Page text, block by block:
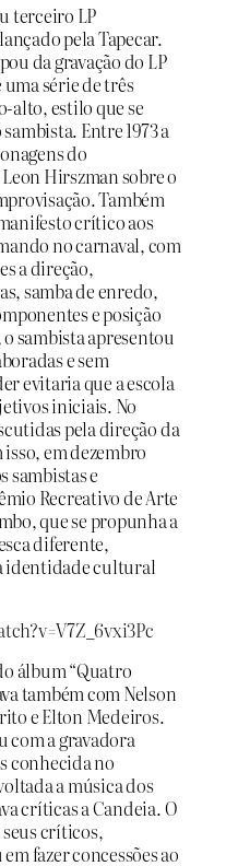
terceiro LP
pela Tapecar.
da gravação do LP
uma série de três
alto, estilo que se
Entre 1973 a
do
Hirszman sobre o
Também
crítico aos
no carnaval, com
a direção,
samba de enredo,
e posição
sambista apresentou
e sem
evitaria que a escola
iniciais. No
pela direção da
em dezembro
sambistas e
Recreativo de Arte
que se propunha a
diferente,
identidade cultural
álbum “Quatro
também com Nelson
e Elton Medeiros.
com a gravadora
conhecida no
a música dos
críticas a Candeia. O
críticos,
fazer concessões ao